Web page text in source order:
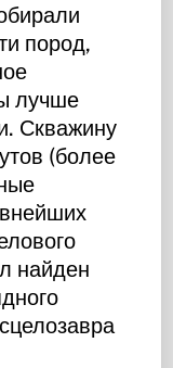
пород,
лучше
Скважину
(более
найден